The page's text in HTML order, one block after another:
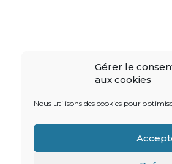
Gérer le
aux cookies
Nous utilisons des cookies pour